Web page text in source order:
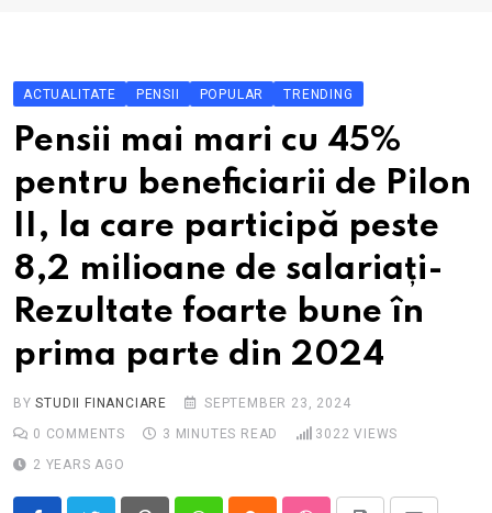
Multimedia
Autori
Analize ASF
ACTUALITATE PENSII POPULAR TRENDING
Pensii mai mari cu 45%
pentru beneficiarii de Pilon
II, la care participă peste
8,2 milioane de salariați-
Rezultate foarte bune în
prima parte din 2024
BYSTUDII FINANCIARE
SEPTEMBER 23, 2024
0 COMMENTS 3 MINUTES READ 3022 VIEWS
2 YEARS AGO